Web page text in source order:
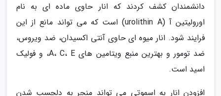
دانشمندان کشف کردند که انار حاوی ماده ای به نام
اورولیتین آ (urolithin A) است که می تواند مانع از این
فرایند شود. انار میوه ای حاوی آنتی اکسیدان، ضد ویروس،
ضد تومور و بهترین منبع ویتامین های A، C، E، و فولیک
اسید است.
افزودن انار به اسموتی می تواند منجر به دلچسب شدن